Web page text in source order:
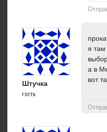
Штучка
гость
я
а в
вот